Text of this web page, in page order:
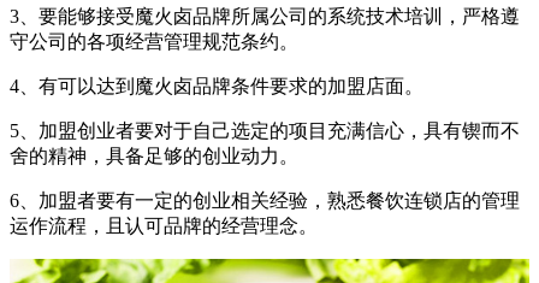
3、要能够接受魔火卤品牌所属公司的系统技术培训，严格遵
守公司的各项经营管理规范条约。
4、有可以达到魔火卤品牌条件要求的加盟店面。
5、加盟创业者要对于自己选定的项目充满信心，具有锲而不
舍的精神，具备足够的创业动力。
6、加盟者要有一定的创业相关经验，熟悉餐饮连锁店的管理
运作流程，且认可品牌的经营理念。